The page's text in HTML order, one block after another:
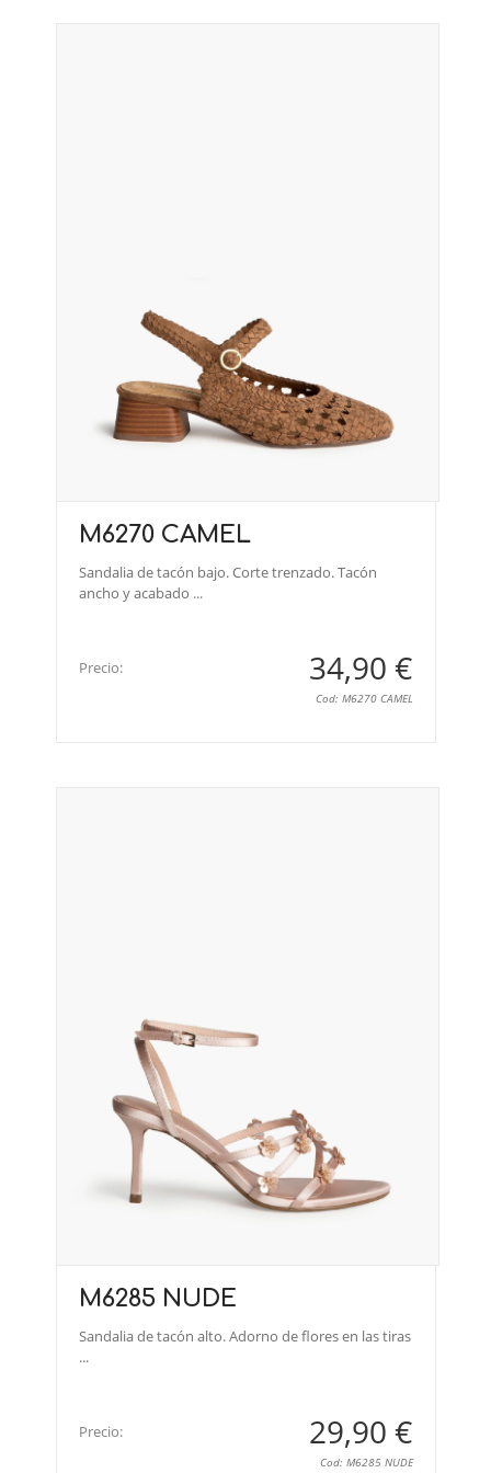
M6270 CAMEL
Sandalia de tacón bajo. Corte trenzado. Tacón
ancho y acabado ...
Precio: 34,90 €
Cod: M6270 CAMEL
M6285 NUDE
Sandalia de tacón alto. Adorno de flores en las tiras
...
Precio: 29,90 €
Cod: M6285 NUDE